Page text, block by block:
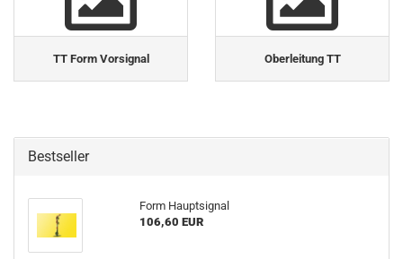
TT Form Vorsignal Oberleitung TT
Bestseller
Form Hauptsignal
106,60 EUR